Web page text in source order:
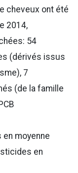
cheveux ont été
2014,
54
(dérivés issus
7
(de la famille
moyenne
en